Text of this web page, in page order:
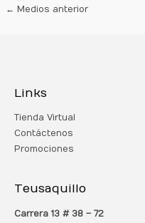
← Medios anterior
Links
Tienda Virtual
Contáctenos
Promociones
Teusaquillo
Carrera 13 # 38 – 72